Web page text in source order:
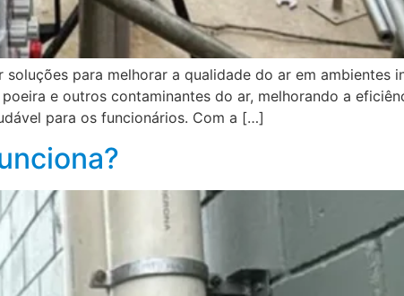
para melhorar a qualidade do ar em ambientes
e outros contaminantes do ar, melhorando a
para os funcionários. Com a […]